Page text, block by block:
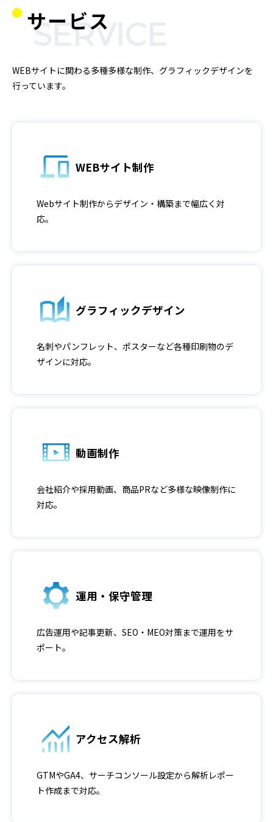
サービス
SERVICE
WEBサイトに関わる多種多様な制作、グラフィックデザインを
行っています。
WEBサイト制作
Webサイト制作からデザイン・構築まで幅広く対
応。
グラフィックデザイン
名刺やパンフレット、ポスターなど各種印刷物のデ
ザインに対応。
動画制作
会社紹介や採用動画、商品PRなど多様な映像制作に
対応。
運用・保守管理
広告運用や記事更新、SEO・MEO対策まで運用をサ
ポート。
アクセス解析
GTMやGA4、サーチコンソール設定から解析レポー
ト作成まで対応。